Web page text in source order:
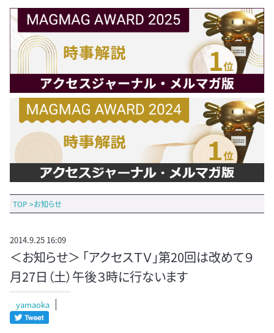
TOP >お知らせ
2014.9.25 16:09
＜お知らせ＞ 「アクセスＴＶ」第20回は改めて９
月27日（土）午後３時に行ないます
yamaoka